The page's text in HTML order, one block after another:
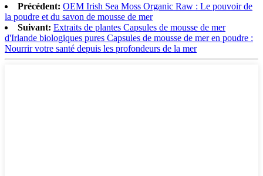
Précédent: OEM Irish Sea Moss Organic Raw : Le pouvoir de
la poudre et du savon de mousse de mer
Suivant: Extraits de plantes Capsules de mousse de mer
d'Irlande biologiques pures Capsules de mousse de mer en poudre :
Nourrir votre santé depuis les profondeurs de la mer